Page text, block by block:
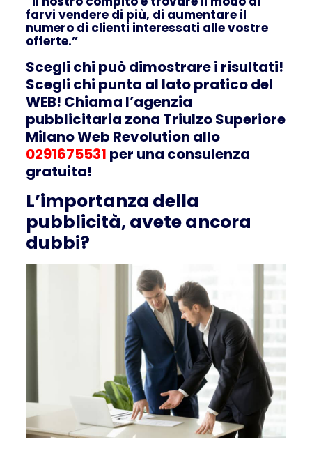
farvi vendere di più, di aumentare il
numero di clienti interessati alle vostre
offerte.”
Scegli chi può dimostrare i risultati!
Scegli chi punta al lato pratico del
WEB! Chiama l’agenzia
pubblicitaria zona Triulzo Superiore
Milano Web Revolution allo
0291675531 per una consulenza
gratuita!
L’importanza della
pubblicità, avete ancora
dubbi?